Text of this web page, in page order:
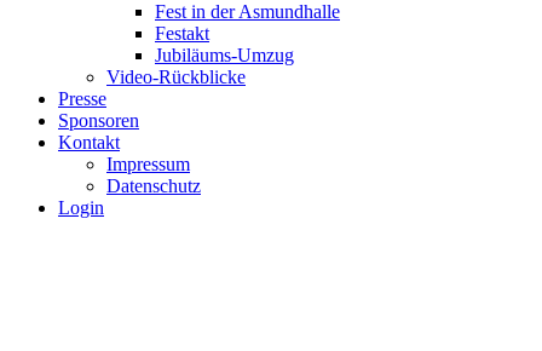
Fest in der Asmundhalle
Festakt
Jubiläums-Umzug
Video-Rückblicke
Presse
Sponsoren
Kontakt
Impressum
Datenschutz
Login